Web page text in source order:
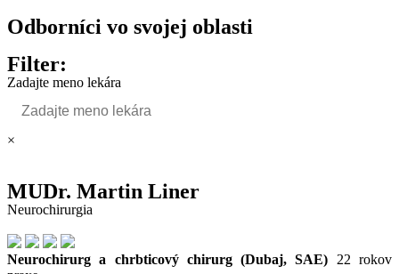
Odborníci vo svojej oblasti
Filter:
Zadajte meno lekára
×
MUDr. Martin Liner
Neurochirurgia
Neurochirurg a chrbticový chirurg (Dubaj, SAE) 22 rokov